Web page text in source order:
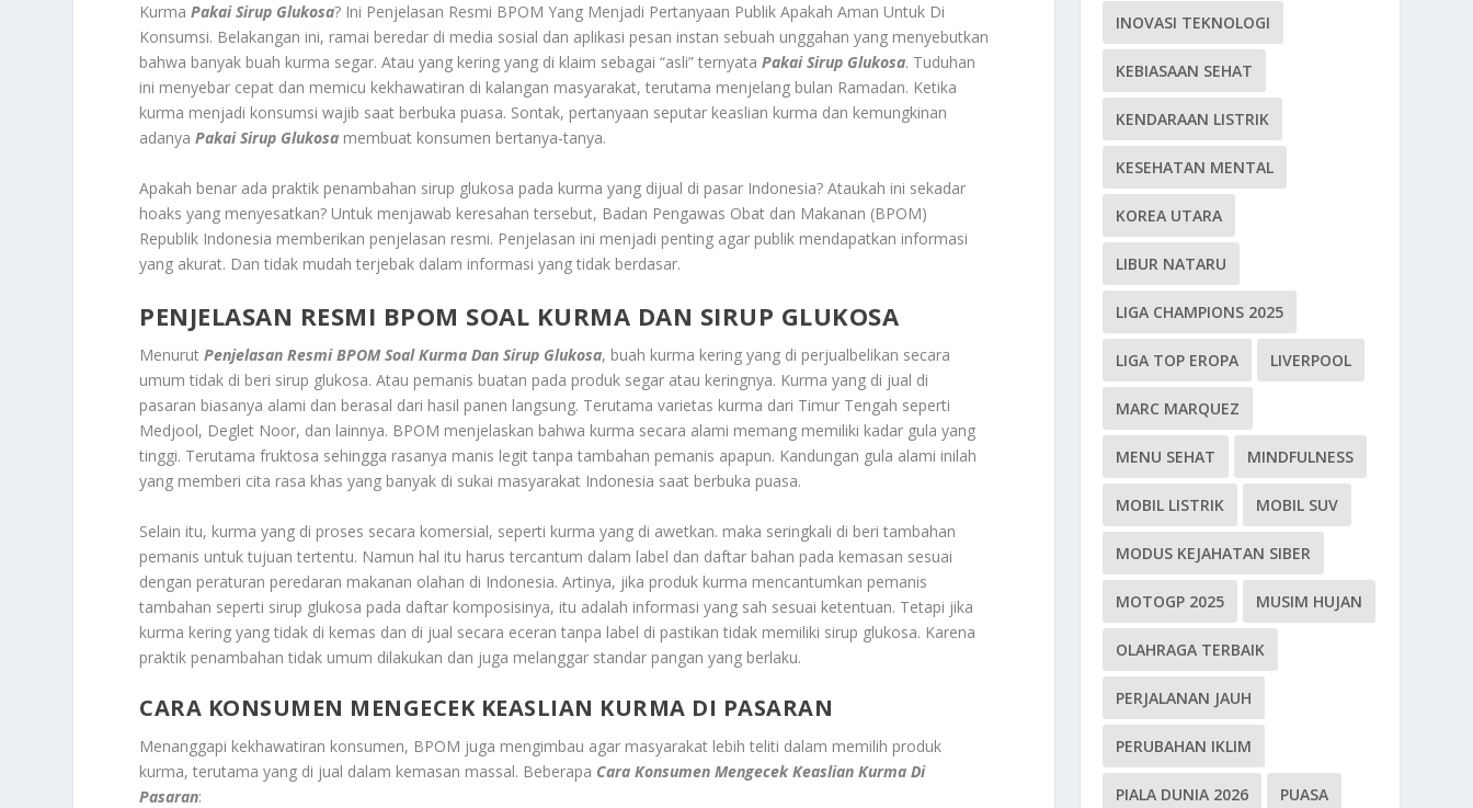
KurmaPakai Sirup Glukosa? Ini Penjelasan Resmi BPOM Yang Menjadi Pertanyaan Publik Apakah Aman Untuk Di
Konsumsi. Belakangan ini, ramai beredar di media sosial dan aplikasi pesan instan sebuah unggahan yang menyebutkan
bahwa banyak buah kurma segar. Atau yang kering yang di klaim sebagai “asli” ternyataPakai Sirup Glukosa. Tuduhan
ini menyebar cepat dan memicu kekhawatiran di kalangan masyarakat, terutama menjelang bulan Ramadan. Ketika
kurma menjadi konsumsi wajib saat berbuka puasa. Sontak, pertanyaan seputar keaslian kurma dan kemungkinan
adanyaPakai Sirup Glukosa membuat konsumen bertanya-tanya.
Apakah benar ada praktik penambahan sirup glukosa pada kurma yang dijual di pasar Indonesia? Ataukah ini sekadar
hoaks yang menyesatkan? Untuk menjawab keresahan tersebut, Badan Pengawas Obat dan Makanan (BPOM)
Republik Indonesia memberikan penjelasan resmi. Penjelasan ini menjadi penting agar publik mendapatkan informasi
yang akurat. Dan tidak mudah terjebak dalam informasi yang tidak berdasar.
PENJELASAN RESMI BPOM SOAL KURMA DAN SIRUP GLUKOSA
MenurutPenjelasan Resmi BPOM Soal Kurma Dan Sirup Glukosa, buah kurma kering yang di perjualbelikan secara
umum tidak di beri sirup glukosa. Atau pemanis buatan pada produk segar atau keringnya. Kurma yang di jual di
pasaran biasanya alami dan berasal dari hasil panen langsung. Terutama varietas kurma dari Timur Tengah seperti
Medjool, Deglet Noor, dan lainnya. BPOM menjelaskan bahwa kurma secara alami memang memiliki kadar gula yang
tinggi. Terutama fruktosa sehingga rasanya manis legit tanpa tambahan pemanis apapun. Kandungan gula alami inilah
yang memberi cita rasa khas yang banyak di sukai masyarakat Indonesia saat berbuka puasa.
Selain itu, kurma yang di proses secara komersial, seperti kurma yang di awetkan. maka seringkali di beri tambahan
pemanis untuk tujuan tertentu. Namun hal itu harus tercantum dalam label dan daftar bahan pada kemasan sesuai
dengan peraturan peredaran makanan olahan di Indonesia. Artinya, jika produk kurma mencantumkan pemanis
tambahan seperti sirup glukosa pada daftar komposisinya, itu adalah informasi yang sah sesuai ketentuan. Tetapi jika
kurma kering yang tidak di kemas dan di jual secara eceran tanpa label di pastikan tidak memiliki sirup glukosa. Karena
praktik penambahan tidak umum dilakukan dan juga melanggar standar pangan yang berlaku.
CARA KONSUMEN MENGECEK KEASLIAN KURMA DI PASARAN
Menanggapi kekhawatiran konsumen, BPOM juga mengimbau agar masyarakat lebih teliti dalam memilih produk
kurma, terutama yang di jual dalam kemasan massal. Beberapa Cara Konsumen Mengecek Keaslian Kurma Di
Pasaran:
INOVASI TEKNOLOGI
KEBIASAAN SEHAT
KENDARAAN LISTRIK
KESEHATAN MENTAL
KOREA UTARA
LIBUR NATARU
LIGA CHAMPIONS 2025
LIGA TOP EROPA LIVERPOOL
MARC MARQUEZ
MENU SEHAT MINDFULNESS
MOBIL LISTRIK MOBIL SUV
MODUS KEJAHATAN SIBER
MOTOGP 2025 MUSIM HUJAN
OLAHRAGA TERBAIK
PERJALANAN JAUH
PERUBAHAN IKLIM
PIALA DUNIA 2026 PUASA